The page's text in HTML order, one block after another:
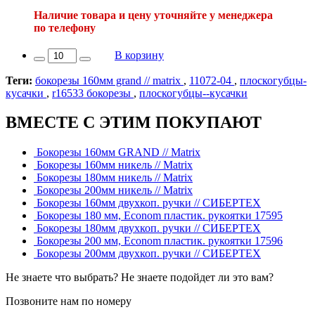
Наличие товара и цену уточняйте у менеджера
по телефону
В корзину
Теги: бокорезы 160мм grand // matrix , 11072-04 , плоскогубцы-
кусачки , r16533 бокорезы , плоскогубцы--кусачки
ВМЕСТЕ С ЭТИМ ПОКУПАЮТ
Бокорезы 160мм GRAND // Matrix
Бокорезы 160мм никель // Matrix
Бокорезы 180мм никель // Matrix
Бокорезы 200мм никель // Matrix
Бокорезы 160мм двухкоп. ручки // СИБЕРТЕХ
Бокорезы 180 мм, Econom пластик. рукоятки 17595
Бокорезы 180мм двухкоп. ручки // СИБЕРТЕХ
Бокорезы 200 мм, Econom пластик. рукоятки 17596
Бокорезы 200мм двухкоп. ручки // СИБЕРТЕХ
Не знаете что выбрать? Не знаете подойдет ли это вам?
Позвоните нам по номеру